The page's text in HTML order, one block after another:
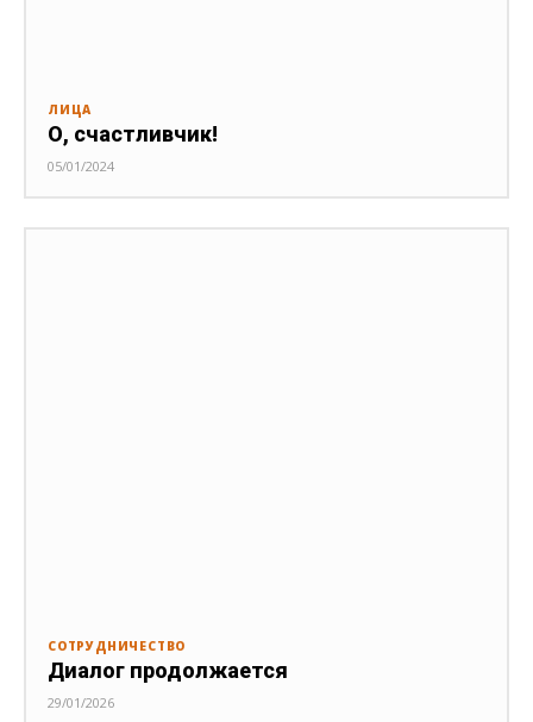
ЛИЦА
О, счастливчик!
05/01/2024
СОТРУДНИЧЕСТВО
Диалог продолжается
29/01/2026